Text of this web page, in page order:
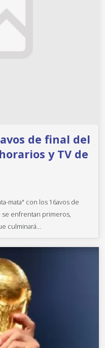
de final del
y TV de
mata" con los 16avos de
se enfrentan primeros,
culminará...